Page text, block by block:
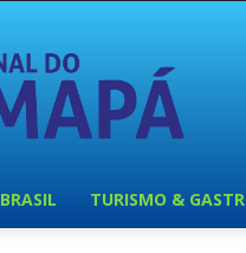
BRASIL TURISMO &